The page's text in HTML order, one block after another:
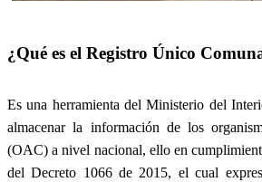
¿Qué es el Registro Único
Es una herramienta del Ministerio del
almacenar la información de los
(OAC) a nivel nacional, ello en
del Decreto 1066 de 2015, el cual